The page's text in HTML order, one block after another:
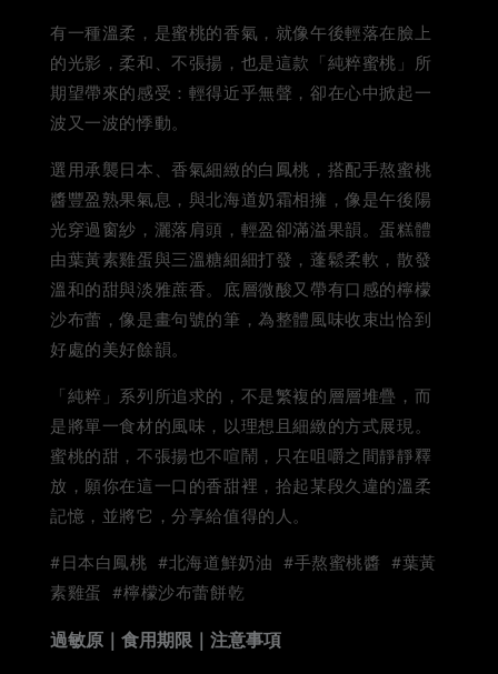
有一種溫柔，是蜜桃的香氣，就像午後輕落在臉上
的光影，柔和、不張揚，也是這款「純粹蜜桃」所
期望帶來的感受：輕得近乎無聲，卻在心中掀起一
波又一波的悸動。
選用承襲日本、香氣細緻的白鳳桃，搭配手熬蜜桃
醬豐盈熟果氣息，與北海道奶霜相擁，像是午後陽
光穿過窗紗，灑落肩頭，輕盈卻滿溢果韻。蛋糕體
由葉黃素雞蛋與三溫糖細細打發，蓬鬆柔軟，散發
溫和的甜與淡雅蔗香。底層微酸又帶有口感的檸檬
沙布蕾，像是畫句號的筆，為整體風味收束出恰到
好處的美好餘韻。
「純粹」系列所追求的，不是繁複的層層堆疊，而
是將單一食材的風味，以理想且細緻的方式展現。
蜜桃的甜，不張揚也不喧鬧，只在咀嚼之間靜靜釋
放，願你在這一口的香甜裡，拾起某段久違的溫柔
記憶，並將它，分享給值得的人。
#日本白鳳桃 #北海道鮮奶油 #手熬蜜桃醬 #葉黃
素雞蛋 #檸檬沙布蕾餅乾
過敏原｜食用期限｜注意事項